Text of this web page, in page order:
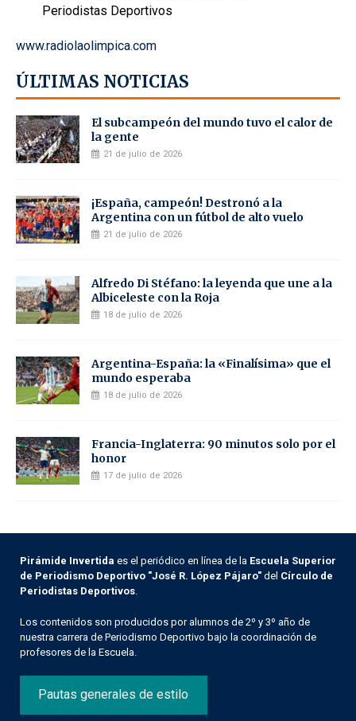
Periodistas Deportivos
www.radiolaolimpica.com
ÚLTIMAS NOTICIAS
El subcampeón del mundo tuvo el calor de
la gente
21 de julio de 2026
¡España, campeón! Destronó a la
Argentina con un fútbol de alto vuelo
21 de julio de 2026
Alfredo Di Stéfano: la leyenda que une a la
Albiceleste con la Roja
18 de julio de 2026
Argentina-España: la «Finalísima» que el
mundo esperaba
18 de julio de 2026
Francia-Inglaterra: 90 minutos solo por el
honor
17 de julio de 2026
Pirámide Invertida es el periódico en línea de la Escuela Superior
de Periodismo Deportivo "José R. López Pájaro" del Círculo de
Periodistas Deportivos
Los contenidos son producidos por alumnos de 2º y 3º año de
nuestra carrera de Periodismo Deportivo bajo la coordinación de
profesores de la Escuela.
Pautas generales de estilo